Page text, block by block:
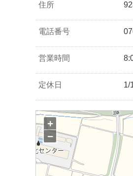
住所
電話番号
営業時間
定休日 1/
+
−